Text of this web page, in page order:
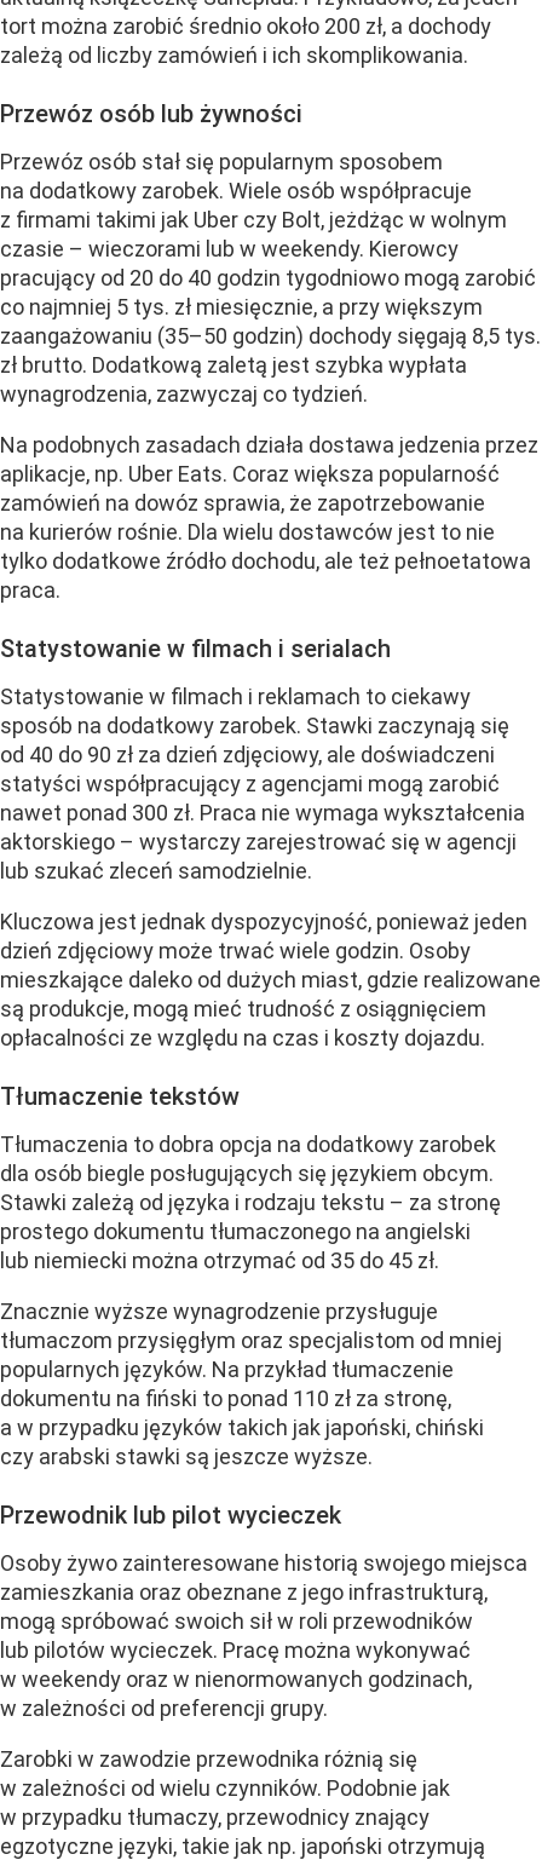
tort można zarobić średnio około 200 zł, a dochody
zależą od liczby zamówień i ich skomplikowania.
Przewóz osób lub żywności
Przewóz osób stał się popularnym sposobem
na dodatkowy zarobek. Wiele osób współpracuje
z firmami takimi jak Uber czy Bolt, jeżdżąc w wolnym
czasie – wieczorami lub w weekendy. Kierowcy
pracujący od 20 do 40 godzin tygodniowo mogą zarobić
co najmniej 5 tys. zł miesięcznie, a przy większym
zaangażowaniu (35–50 godzin) dochody sięgają 8,5 tys.
zł brutto. Dodatkową zaletą jest szybka wypłata
wynagrodzenia, zazwyczaj co tydzień.
Na podobnych zasadach działa dostawa jedzenia przez
aplikacje, np. Uber Eats. Coraz większa popularność
zamówień na dowóz sprawia, że zapotrzebowanie
na kurierów rośnie. Dla wielu dostawców jest to nie
tylko dodatkowe źródło dochodu, ale też pełnoetatowa
praca.
Statystowanie w filmach i serialach
Statystowanie w filmach i reklamach to ciekawy
sposób na dodatkowy zarobek. Stawki zaczynają się
od 40 do 90 zł za dzień zdjęciowy, ale doświadczeni
statyści współpracujący z agencjami mogą zarobić
nawet ponad 300 zł. Praca nie wymaga wykształcenia
aktorskiego – wystarczy zarejestrować się w agencji
lub szukać zleceń samodzielnie.
Kluczowa jest jednak dyspozycyjność, ponieważ jeden
dzień zdjęciowy może trwać wiele godzin. Osoby
mieszkające daleko od dużych miast, gdzie realizowane
są produkcje, mogą mieć trudność z osiągnięciem
opłacalności ze względu na czas i koszty dojazdu.
Tłumaczenie tekstów
Tłumaczenia to dobra opcja na dodatkowy zarobek
dla osób biegle posługujących się językiem obcym.
Stawki zależą od języka i rodzaju tekstu – za stronę
prostego dokumentu tłumaczonego na angielski
lub niemiecki można otrzymać od 35 do 45 zł.
Znacznie wyższe wynagrodzenie przysługuje
tłumaczom przysięgłym oraz specjalistom od mniej
popularnych języków. Na przykład tłumaczenie
dokumentu na fiński to ponad 110 zł za stronę,
a w przypadku języków takich jak japoński, chiński
czy arabski stawki są jeszcze wyższe.
Przewodnik lub pilot wycieczek
Osoby żywo zainteresowane historią swojego miejsca
zamieszkania oraz obeznane z jego infrastrukturą,
mogą spróbować swoich sił w roli przewodników
lub pilotów wycieczek. Pracę można wykonywać
w weekendy oraz w nienormowanych godzinach,
w zależności od preferencji grupy.
Zarobki w zawodzie przewodnika różnią się
w zależności od wielu czynników. Podobnie jak
w przypadku tłumaczy, przewodnicy znający
egzotyczne języki, takie jak np. japoński otrzymują